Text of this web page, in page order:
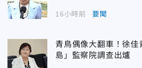
16小時前 要聞
青鳥偶像大翻車！徐佳
島」監察院調查出爐